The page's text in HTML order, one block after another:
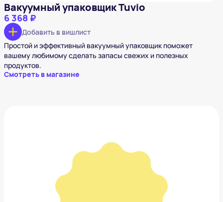
Вакуумный упаковщик Tuvio
6 368 ₽
Добавить в вишлист
Простой и эффективный вакуумный упаковщик поможет
вашему любимому сделать запасы свежих и полезных
продуктов.
Смотреть в магазине